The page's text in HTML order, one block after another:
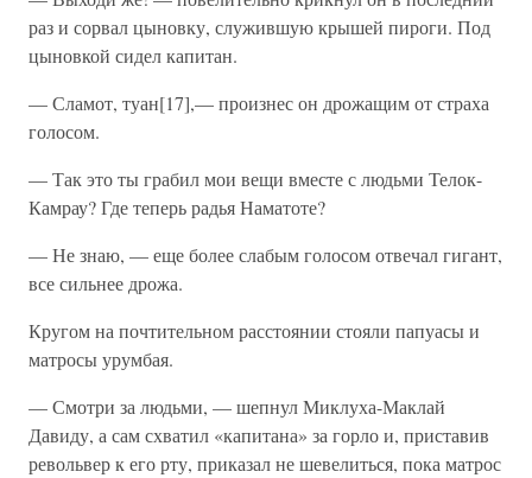
раз и сорвал цыновку, служившую крышей пироги. Под
цыновкой сидел капитан.
— Сламот, туан[17],— произнес он дрожащим от страха
голосом.
— Так это ты грабил мои вещи вместе с людьми Телок-
Камрау? Где теперь радья Наматоте?
— Не знаю, — еще более слабым голосом отвечал гигант,
все сильнее дрожа.
Кругом на почтительном расстоянии стояли папуасы и
матросы урумбая.
— Смотри за людьми, — шепнул Миклуха-Маклай
Давиду, а сам схватил «капитана» за горло и, приставив
револьвер к его рту, приказал не шевелиться, пока матрос